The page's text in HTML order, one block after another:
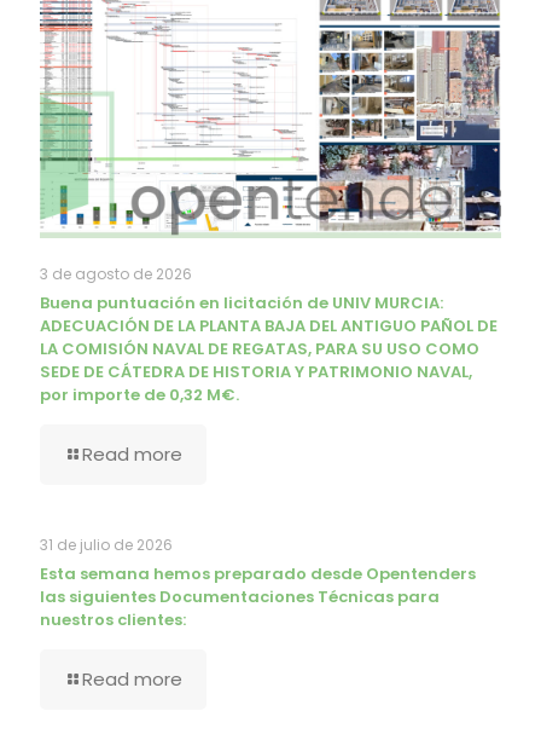
3 de agosto de 2026
Buena puntuación en licitación de UNIV MURCIA:
ADECUACIÓN DE LA PLANTA BAJA DEL ANTIGUO PAÑOL DE
LA COMISIÓN NAVAL DE REGATAS, PARA SU USO COMO
SEDE DE CÁTEDRA DE HISTORIA Y PATRIMONIO NAVAL,
por importe de 0,32 M€.
Read more
31 de julio de 2026
Esta semana hemos preparado desde Opentenders
las siguientes Documentaciones Técnicas para
nuestros clientes:
Read more